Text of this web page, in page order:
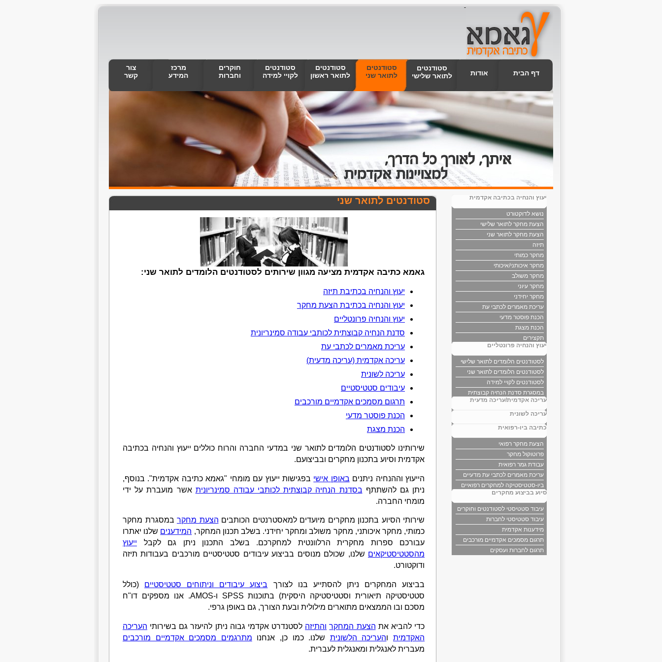
-
דף הבית אודות
סטודנטים
לתואר שלישי
סטודנטים
לתואר שני
סטודנטים
לתואר ראשון
סטודנטים
לקויי למידה
חוקרים
וחברות
מרכז
המידע
צור
קשר
יעוץ והנחיה בכתיבה אקדמית
נושא לדוקטורט
הצעת מחקר לתואר שלישי
הצעת מחקר לתואר שני
תיזה
מחקר כמותי
מחקר איכותני/איכותי
מחקר משולב
מחקר עיוני
מחקר יחידני
עריכת מאמרים לכתבי עת
הכנת פוסטר מדעי
הכנת מצגת
תקצירים
יעוץ והנחיה פרונטליים
לסטודנטים הלומדים לתואר שלישי
לסטודנטים הלומדים לתואר שני
לסטודנטים לקויי למידה
במסגרת סדנת הנחיה קבוצתית
עריכה אקדמית/עריכה מדעית
עריכה לשונית
כתיבה ביו-רפואית
הצעת מחקר רפואי
פרוטוקול מחקר
עבודת גמר רפואית
עריכת מאמרים לכתבי עת מדעיים
ביו-סטטיסטיקה למחקרים רפואיים
סיוע בביצוע מחקרים
עיבוד סטטיסטי לסטודנטים וחוקרים
עיבוד סטטיסטי לחברות
מידענות אקדמית
תרגום מסמכים אקדמיים מורכבים
תרגום לחברות ועסקים
סטודנטים לתואר שני
גאמא כתיבה אקדמית מציעה מגוון שירותים לסטודנטים הלומדים לתואר שני:
יעוץ והנחיה בכתיבת תיזה
יעוץ והנחיה בכתיבת הצעת מחקר
יעוץ והנחיה פרונטליים
סדנת הנחיה קבוצתית לכותבי עבודה סמינריונית
עריכת מאמרים לכתבי עת
עריכה אקדמית (עריכה מדעית)
עריכה לשונית
עיבודים סטטיסטיים
תרגום מסמכים אקדמיים מורכבים
הכנת פוסטר מדעי
הכנת מצגת
שירותינו לסטודנטים הלומדים לתואר שני במדעי החברה והרוח כוללים ייעוץ והנחיה בכתיבה
אקדמית וסיוע בתכנון מחקרים ובביצועם.
הייעוץ וההנחיה ניתנים באופן אישי בפגישות ייעוץ עם מומחי "גאמא כתיבה אקדמית". בנוסף,
ניתן גם להשתתף בסדנת הנחיה קבוצתית לכותבי עבודה סמינריונית אשר מועברת על ידי
מומחי החברה.
שירותי הסיוע בתכנון מחקרים מיועדים למאסטרנטים הכותבים הצעת מחקר במסגרת מחקר
כמותי, מחקר איכותני, מחקר משולב ומחקר יחידני. בשלב תכנון המחקר, המידענים שלנו יאתרו
עבורכם ספרות מחקרית הרלוונטית למחקרכם. בשלב התכנון ניתן גם לקבל ייעוץ
מהסטטיסטיקאים שלנו, שכולם מנוסים בביצוע עיבודים סטטיסטיים מורכבים בעבודות תיזה
ודוקטורט.
בביצוע המחקרים ניתן להסתייע בנו לצורך ביצוע עיבודים וניתוחים סטטיסטיים (כולל
סטטיסטיקה תיאורית וסטטיסטיקה היסקית) בתוכנות SPSS ו-AMOS. אנו מספקים דו"ח
מסכם ובו הממצאים מתוארים מילולית ובעת הצורך, גם באופן גרפי.
כדי להביא את הצעת המחקר והתיזה לסטנדרט אקדמי גבוה ניתן להיעזר גם בשירותי העריכה
האקדמיתוהעריכה הלשונית שלנו. כמו כן, אנחנו מתרגמים מסמכים אקדמיים מורכבים
מעברית לאנגלית ומאנגלית לעברית.